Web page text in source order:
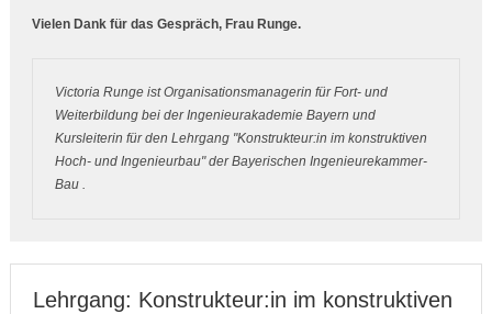
Vielen Dank für das Gespräch, Frau Runge.
Victoria Runge ist Organisationsmanagerin für Fort- und
Weiterbildung bei der Ingenieurakademie Bayern und
Kursleiterin für den Lehrgang "Konstrukteur:in im konstruktiven
Hoch- und Ingenieurbau"der Bayerischen Ingenieurekammer-
Bau .
Lehrgang: Konstrukteur:in im konstruktiven